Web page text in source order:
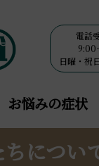
電話
日曜・祝
お悩みの症状
につい